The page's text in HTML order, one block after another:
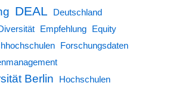
DEAL
Deutschland
Empfehlung
Equity
Forschungsdaten
Berlin Hochschulen